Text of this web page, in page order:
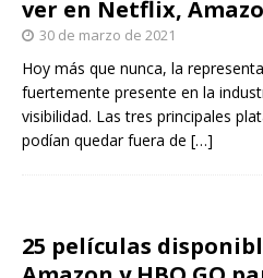
ver en Netflix,
30 de marzo de 2021
Hoy más que nunca, la
fuertemente presente en la
visibilidad. Las tres principales
podían quedar fuera de […]
25 películas